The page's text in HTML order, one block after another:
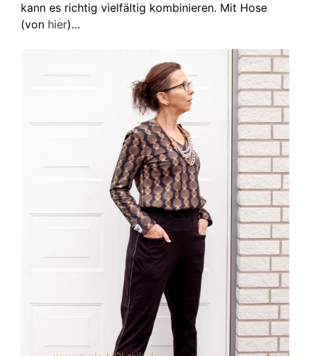
kann es richtig vielfältig kombinieren. Mit Hose
(von hier)…